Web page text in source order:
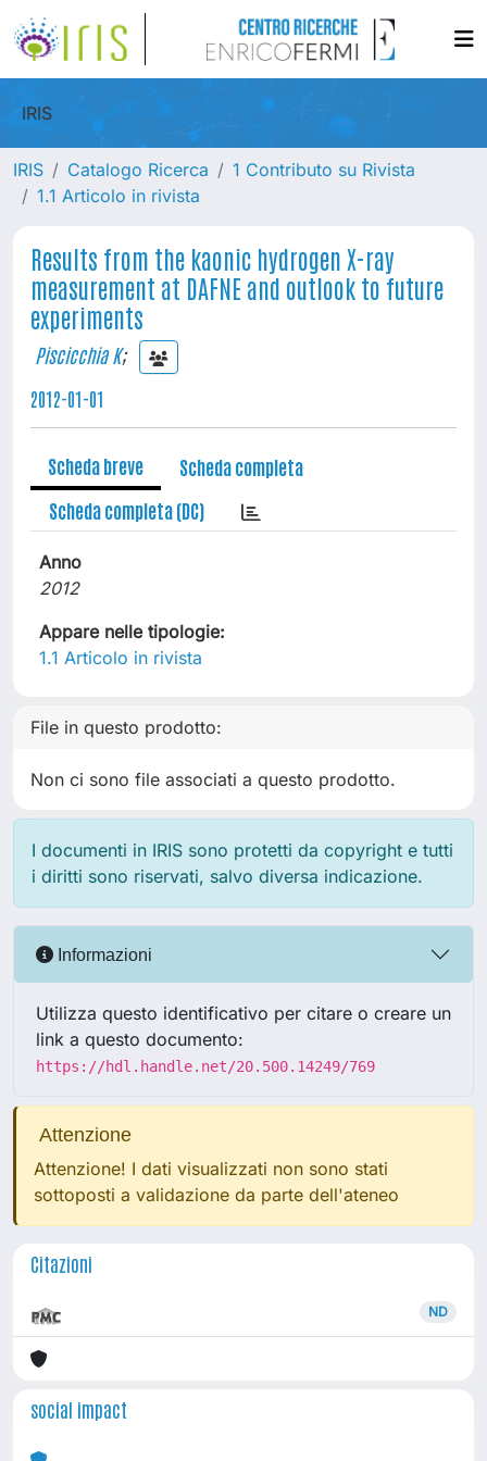
IRIS
IRIS Catalogo Ricerca
1 Contributo su Rivista
1.1 Articolo in rivista
Results from the kaonic hydrogen X-ray
measurement at DAFNE and outlook to future
experiments
Piscicchia K;
2012-01-01
Scheda breve
Scheda completa
Scheda completa (DC)
Anno
2012
Appare nelle tipologie:
1.1 Articolo in rivista
File in questo prodotto:
Non ci sono file associati a questo prodotto.
I documenti in IRIS sono protetti da copyright e tutti
i diritti sono riservati, salvo diversa indicazione.
Informazioni
Utilizza questo identificativo per citare o creare un
link a questo documento:
https://hdl.handle.net/20.500.14249/769
Attenzione
Attenzione! I dati visualizzati non sono stati
sottoposti a validazione da parte dell'ateneo
Citazioni
ND
social impact